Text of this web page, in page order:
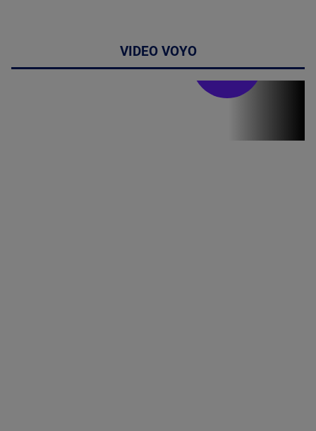
VIDEO VOYO